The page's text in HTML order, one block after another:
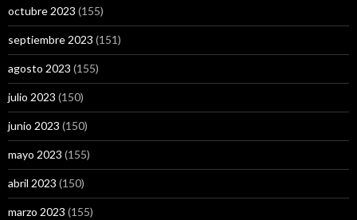
octubre 2023 (155)
septiembre 2023 (151)
agosto 2023 (155)
julio 2023 (150)
junio 2023 (150)
mayo 2023 (155)
abril 2023 (150)
marzo 2023 (155)